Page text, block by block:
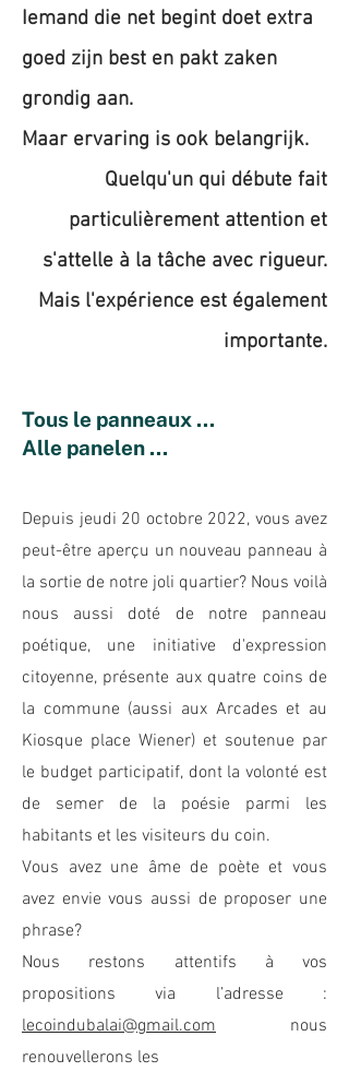
Iemand die net begint doet extra
goed zijn best en pakt zaken
grondig aan.
Maar ervaring is ook belangrijk.
Quelqu'un qui débute fait
particulièrement attention et
s'attelle à la tâche avec rigueur.
Mais l'expérience est également
importante.
Tous le panneaux ...
Alle panelen ...
Depuis jeudi 20 octobre 2022, vous avez
peut-être aperçu un nouveau panneau à
la sortie de notre joli quartier? Nous voilà
nous aussi doté de notre panneau
poétique, une initiative d'expression
citoyenne, présente aux quatre coins de
la commune (aussi aux Arcades et au
Kiosque place Wiener) et soutenue par
le budget participatif, dont la volonté est
de semer de la poésie parmi les
habitants et les visiteurs du coin.
Vous avez une âme de poète et vous
avez envie vous aussi de proposer une
phrase?
Nous restons attentifs à vos
propositions via l’adresse :
lecoindubalai@gmail.com nous
renouvellerons les